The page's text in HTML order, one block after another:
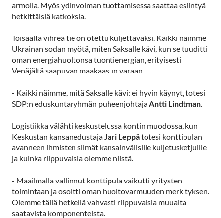
armolla. Myös ydinvoiman tuottamisessa saattaa esiintyä
hetkittäisiä katkoksia.
Toisaalta vihreä tie on otettu kuljettavaksi. Kaikki näimme
Ukrainan sodan myötä, miten Saksalle kävi, kun se tuuditti
oman energiahuoltonsa tuontienergian, erityisesti
Venäjältä saapuvan maakaasun varaan.
- Kaikki näimme, mitä Saksalle kävi: ei hyvin käynyt, totesi
SDP:n eduskuntaryhmän puheenjohtajaAntti Lindtman.
Logistiikka välähti keskustelussa kontin muodossa, kun
Keskustan kansanedustaja Jari Leppätotesi konttipulan
avanneen ihmisten silmät kansainvälisille kuljetusketjuille
ja kuinka riippuvaisia olemme niistä.
- Maailmalla vallinnut konttipula vaikutti yritysten
toimintaan ja osoitti oman huoltovarmuuden merkityksen.
Olemme tällä hetkellä vahvasti riippuvaisia muualta
saatavista komponenteista.